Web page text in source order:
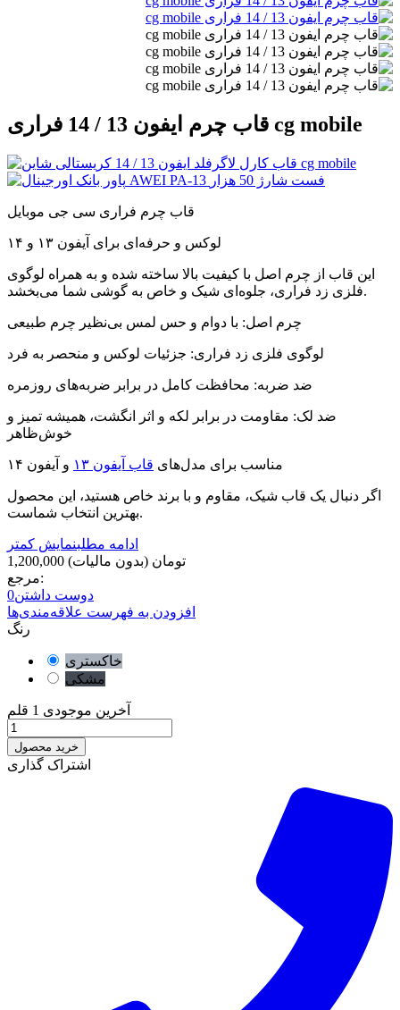
قاب چرم ایفون 13 / 14 فراری cg mobile
قاب چرم فراری سی جی موبایل
لوکس و حرفه‌ای برای آیفون ۱۳ و ۱۴
این قاب از چرم اصل با کیفیت بالا ساخته شده و به همراه لوگوی
فلزی زد فراری، جلوه‌ای شیک و خاص به گوشی شما می‌بخشد.
چرم اصل: با دوام و حس لمس بی‌نظیر چرم طبیعی
لوگوی فلزی زد فراری: جزئیات لوکس و منحصر به فرد
ضد ضربه: محافظت کامل در برابر ضربه‌های روزمره
ضد لک: مقاومت در برابر لکه و اثر انگشت، همیشه تمیز و
خوش‌ظاهر
مناسب برای مدل‌های قاب آیفون ۱۳ و آیفون ۱۴
اگر دنبال یک قاب شیک، مقاوم و با برند خاص هستید، این محصول
بهترین انتخاب شماست.
ادامه مطلبنمایش کمتر
1,200,000 تومان (بدون مالیات)
مرجع:
دوست داشتن0
افزودن به فهرست علاقه‌مندی‌ها
رنگ
خاکستری
مشکی
آخرین موجودی 1 قلم
خرید محصول
اشتراک گذاری